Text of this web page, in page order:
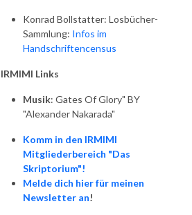
Konrad Bollstatter: Losbücher-
Sammlung: Infos im
Handschriftencensus
IRMIMI Links
Musik: Gates Of Glory" BY
"Alexander Nakarada"
Komm in den IRMIMI
Mitgliederbereich "Das
Skriptorium"!
Melde dich hier für meinen
Newsletter an!